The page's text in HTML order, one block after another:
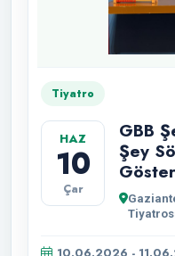
Tiyatro
HAZ
10
Çar
GBB
Şey
10.06.2026 -